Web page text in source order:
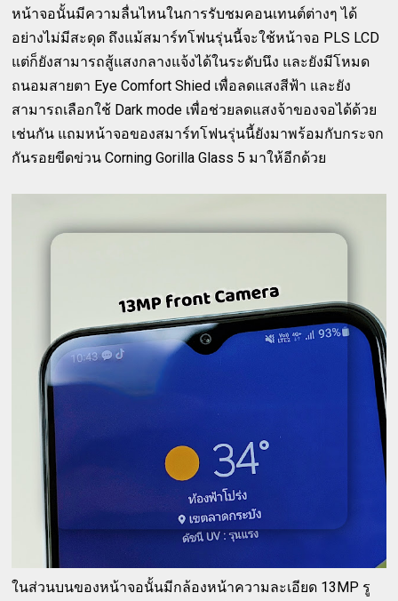
หน้าจอนั้นมีความลื่นไหนในการรับชมคอนเทนต์ต่างๆ ได้
อย่างไม่มีสะดุด ถึงแม้สมาร์ทโฟนรุ่นนี้จะใช้หน้าจอ PLS LCD
แต่ก็ยังสามารถสู้แสงกลางแจ้งได้ในระดับนึง และยังมีโหมด
ถนอมสายตา Eye Comfort Shied เพื่อลดแสงสีฟ้า และยัง
สามารถเลือกใช้ Dark mode เพื่อช่วยลดแสงจ้าของจอได้ด้วย
เช่นกัน แถมหน้าจอของสมาร์ทโฟนรุ่นนี้ยังมาพร้อมกับกระจก
กันรอยขีดข่วน Corning Gorilla Glass 5 มาให้อีกด้วย
ในส่วนบนของหน้าจอนั้นมีกล้องหน้าความละเอียด 13MP รู